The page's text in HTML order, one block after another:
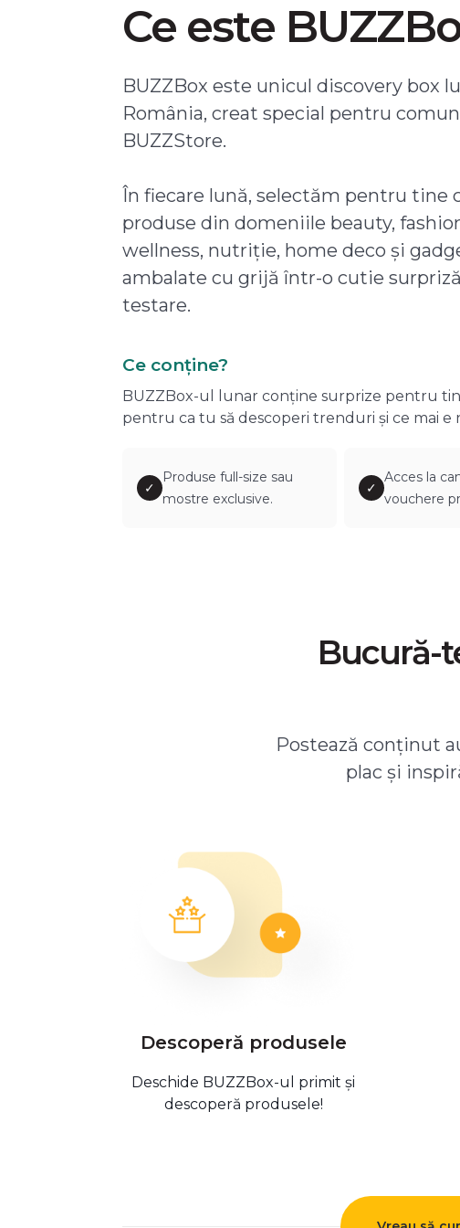
Ce este
BUZZBox este unicul discovery box
România, creat special pentru
BUZZStore.
În fiecare lună, selectăm pentru tine
produse din domeniile beauty,
wellness, nutriție, home deco și
ambalate cu grijă într-o cutie
testare.
Ce conține?
BUZZBox-ul lunar conține surprize pentru
pentru ca tu să descoperi trenduri și ce mai e
✓
Produse full-size sau
mostre exclusive.
✓
Acces la
vouchere
Bucură-
Postează conținut
plac și
Descoperă produsele
Deschide BUZZBox-ul primit și
descoperă produsele!